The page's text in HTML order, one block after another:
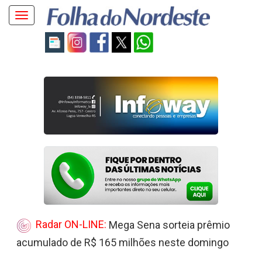
Toggle
navigation
Radar ON-LINE: Mega Sena sorteia prêmio
acumulado de R$ 165 milhões neste domingo